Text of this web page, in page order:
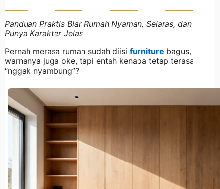
Panduan Praktis Biar Rumah Nyaman, Selaras, dan
Punya Karakter Jelas
Pernah merasa rumah sudah diisi furniture bagus,
warnanya juga oke, tapi entah kenapa tetap terasa
“nggak nyambung”?